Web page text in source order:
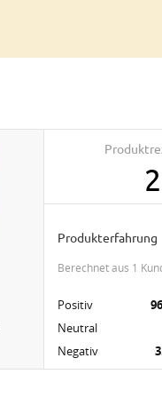
Produkterfahrung
berechnet aus 1
Positiv
Neutral
Negativ